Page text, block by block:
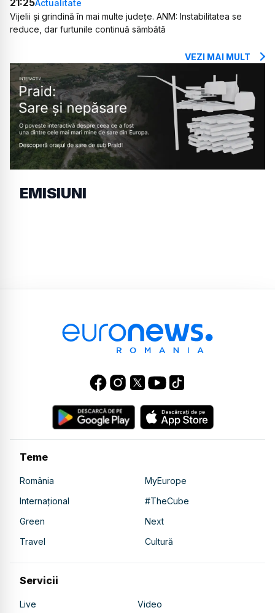
21:25Actualitate
Vijelii și grindină în mai multe județe. ANM: Instabilitatea se
reduce, dar furtunile continuă sâmbătă
VEZI MAI MULT
EMISIUNI
Teme
România
MyEurope
Internațional
#TheCube
Green
Next
Travel
Cultură
Servicii
Live Video